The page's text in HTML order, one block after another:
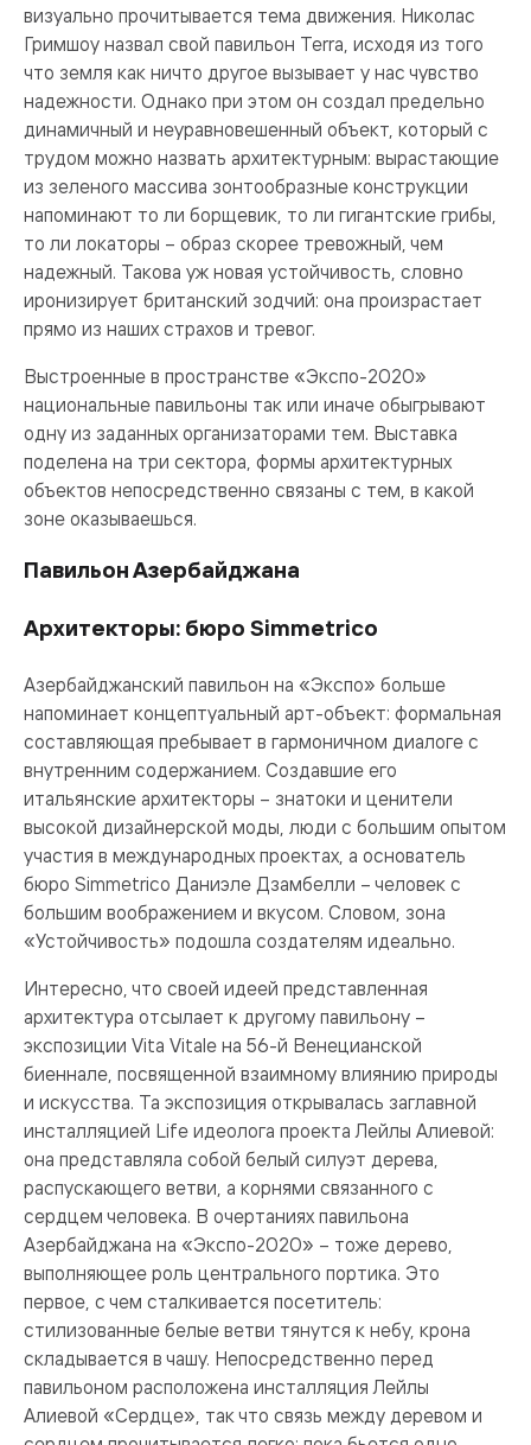
визуально прочитывается тема движения. Николас
Гримшоу назвал свой павильон Terra, исходя из того
что земля как ничто другое вызывает у нас чувство
надежности. Однако при этом он создал предельно
динамичный и неуравновешенный объект, который с
трудом можно назвать архитектурным: вырастающие
из зеленого массива зонтообразные конструкции
напоминают то ли борщевик, то ли гигантские грибы,
то ли локаторы – образ скорее тревожный, чем
надежный. Такова уж новая устойчивость, словно
иронизирует британский зодчий: она произрастает
прямо из наших страхов и тревог.
Выстроенные в пространстве «Экспо-2020»
национальные павильоны так или иначе обыгрывают
одну из заданных организаторами тем. Выставка
поделена на три сектора, формы архитектурных
объектов непосредственно связаны с тем, в какой
зоне оказываешься.
Павильон Азербайджана
Архитекторы: бюро Simmetrico
Азербайджанский павильон на «Экспо» больше
напоминает концептуальный арт-объект: формальная
составляющая пребывает в гармоничном диалоге с
внутренним содержанием. Создавшие его
итальянские архитекторы – знатоки и ценители
высокой дизайнерской моды, люди с большим опытом
участия в международных проектах, а основатель
бюро Simmetrico Даниэле Дзамбелли – человек с
большим воображением и вкусом. Словом, зона
«Устойчивость» подошла создателям идеально.
Интересно, что своей идеей представленная
архитектура отсылает к другому павильону –
экспозиции Vita Vitale на 56-й Венецианской
биеннале, посвященной взаимному влиянию природы
и искусства. Та экспозиция открывалась заглавной
инсталляцией Life идеолога проекта Лейлы Алиевой:
она представляла собой белый силуэт дерева,
распускающего ветви, а корнями связанного с
сердцем человека. В очертаниях павильона
Азербайджана на «Экспо-2020» – тоже дерево,
выполняющее роль центрального портика. Это
первое, с чем сталкивается посетитель:
стилизованные белые ветви тянутся к небу, крона
складывается в чашу. Непосредственно перед
павильоном расположена инсталляция Лейлы
Алиевой «Сердце», так что связь между деревом и